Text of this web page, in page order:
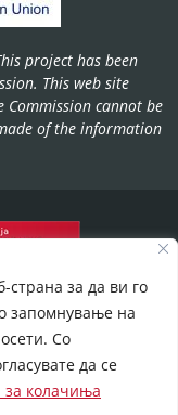
за да ви го
запомнување на
Со
да се
за колачиња
project has been
This web site
cannot be
of the information